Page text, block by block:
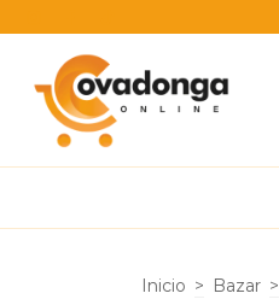
Inicio > Bazar >